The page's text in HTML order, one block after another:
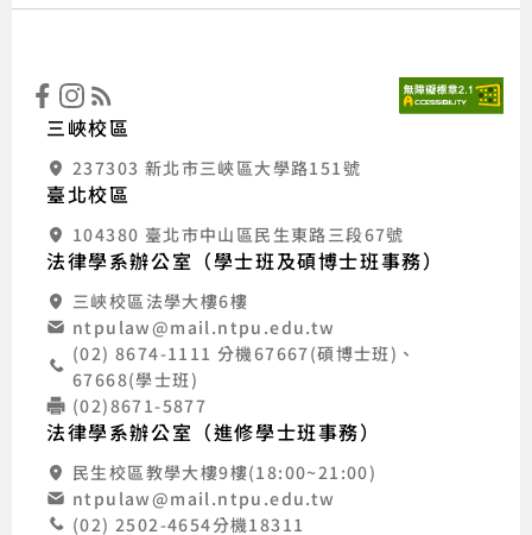
三峽校區
237303 新北市三峽區大學路151號
臺北校區
104380 臺北市中山區民生東路三段67號
法律學系辦公室（學士班及碩博士班事務）
三峽校區法學大樓6樓
ntpulaw@mail.ntpu.edu.tw
(02) 8674-1111 分機67667(碩博士班)、
67668(學士班)
(02)8671-5877
法律學系辦公室（進修學士班事務）
民生校區教學大樓9樓(18:00~21:00)
ntpulaw@mail.ntpu.edu.tw
(02) 2502-4654分機18311